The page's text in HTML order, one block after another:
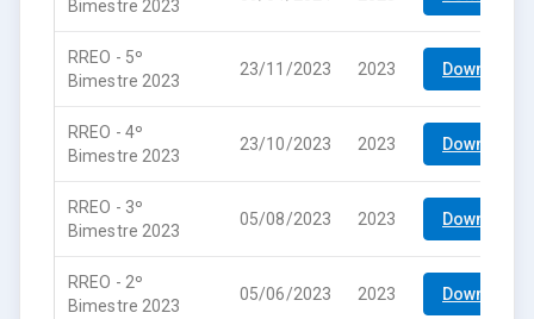
Bimestre 2023
RREO - 5º
Bimestre 2023
23/11/2023 2023 Download
RREO - 4º
Bimestre 2023
23/10/2023 2023 Download
RREO - 3º
Bimestre 2023
05/08/2023 2023 Download
RREO - 2º
Bimestre 2023
05/06/2023 2023 Download